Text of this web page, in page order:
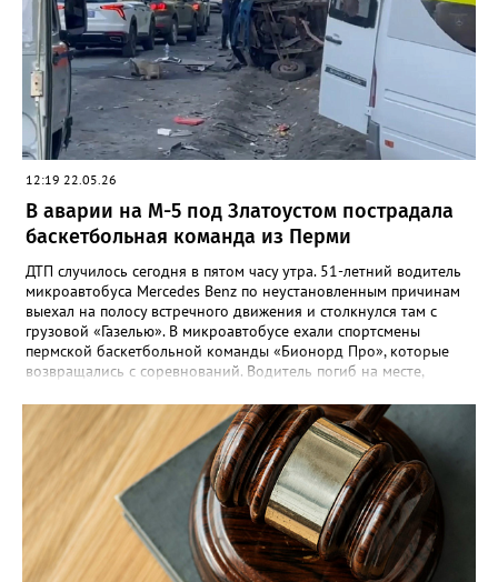
12:19 22.05.26
В аварии на М-5 под Златоустом пострадала
баскетбольная команда из Перми
ДТП случилось сегодня в пятом часу утра. 51-летний водитель
микроавтобуса Mercedes Benz по неустановленным причинам
выехал на полосу встречного движения и столкнулся там с
грузовой «Газелью». В микроавтобусе ехали спортсмены
пермской баскетбольной команды «Бионорд Про», которые
возвращались с соревнований. Водитель погиб на месте,
«Газели». Одному из сопровождающих команды потребовалась
помощь медиков, его прооперировали в златоустовской
больнице. «Члены команды обратились в поликлинику
Златоуста. Все они осмотрены медицинскими специалистами,
получили необходимую помощь. Их состояние оценивается
как удовлетворительное. Сегодня они планируют выехать в
Пермь поездом», - сообщил губернатор Алексей Текслер.
Возбуждено уголовное дело, которым занимается
Следственный комитет.